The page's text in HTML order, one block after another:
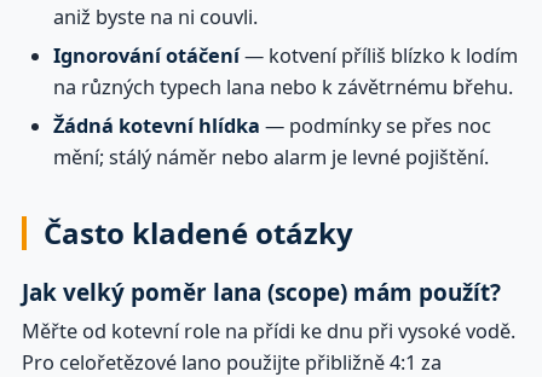
aniž byste na ni couvli.
Ignorování otáčení— kotvení příliš blízko k lodím
na různých typech lana nebo k závětrnému břehu.
Žádná kotevní hlídka — podmínky se přes noc
mění; stálý náměr nebo alarm je levné pojištění.
Často kladené otázky
Jak velký poměr lana (scope) mám použít?
Měřte od kotevní role na přídi ke dnu při vysoké vodě.
Pro celořetězové lano použijte přibližně 4:1 za